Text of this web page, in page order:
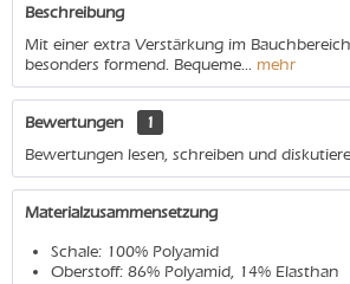
Beschreibung
Mit einer extra Verstärkung im
besonders formend. Bequeme... mehr
Bewertungen
1
Bewertungen lesen, schreiben und
Materialzusammensetzung
Schale: 100% Polyamid
Oberstoff: 86% Polyamid, 14% Elasthan